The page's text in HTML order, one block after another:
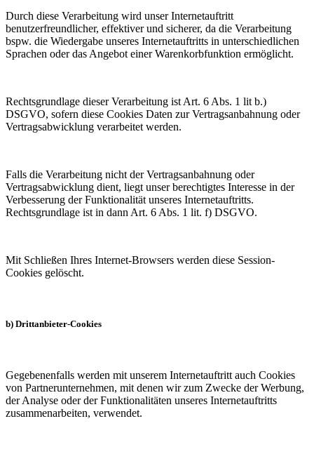
Durch diese Verarbeitung wird unser Internetauftritt
benutzerfreundlicher, effektiver und sicherer, da die Verarbeitung
bspw. die Wiedergabe unseres Internetauftritts in unterschiedlichen
Sprachen oder das Angebot einer Warenkorbfunktion ermöglicht.
Rechtsgrundlage dieser Verarbeitung ist Art. 6 Abs. 1 lit b.)
DSGVO, sofern diese Cookies Daten zur Vertragsanbahnung oder
Vertragsabwicklung verarbeitet werden.
Falls die Verarbeitung nicht der Vertragsanbahnung oder
Vertragsabwicklung dient, liegt unser berechtigtes Interesse in der
Verbesserung der Funktionalität unseres Internetauftritts.
Rechtsgrundlage ist in dann Art. 6 Abs. 1 lit. f) DSGVO.
Mit Schließen Ihres Internet-Browsers werden diese Session-
Cookies gelöscht.
b) Drittanbieter-Cookies
Gegebenenfalls werden mit unserem Internetauftritt auch Cookies
von Partnerunternehmen, mit denen wir zum Zwecke der Werbung,
der Analyse oder der Funktionalitäten unseres Internetauftritts
zusammenarbeiten, verwendet.